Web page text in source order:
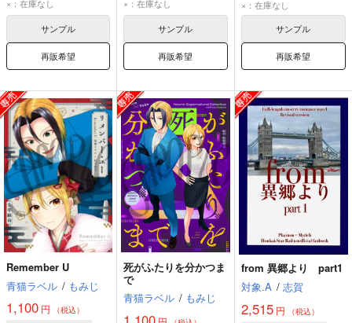
×：在庫なし
サンプル
再販希望
ヴァシリ・パヴリチェンコ
×：在庫なし
サンプル
再販希望
死柄木弔
×：在庫なし
サンプル
再販希望
Remember U
青猫ラベル / もみじ
1,100 円 （税込）
死がふたりを分かつま
で
青猫ラベル / もみじ
from 異郷より part1
対象.A / 志賀
2,515円 （税込）